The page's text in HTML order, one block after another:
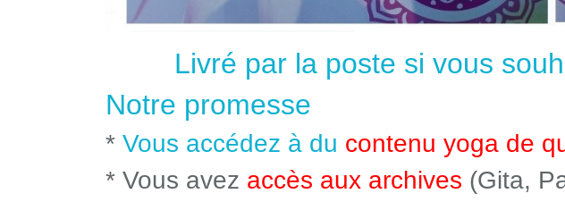
Livré par la poste si vous
Notre promesse
* Vous accédez à du contenu yoga de
* Vous avez accès aux archives (Gita,